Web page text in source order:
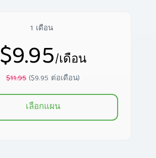
1 เดือน
$9.95/เดือน
$11.95($9.95 ต่อเดือน)
เลือกแผน